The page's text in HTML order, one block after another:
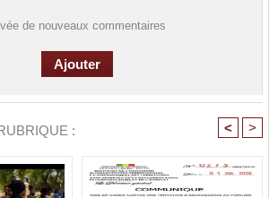
de nouveaux commentaires
: < >